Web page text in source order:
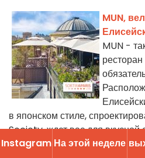
MUN,
MUN -
в японском стиле,
Society, ждет вас для вкусной
[Читать далее]
Instagram На этой неделе